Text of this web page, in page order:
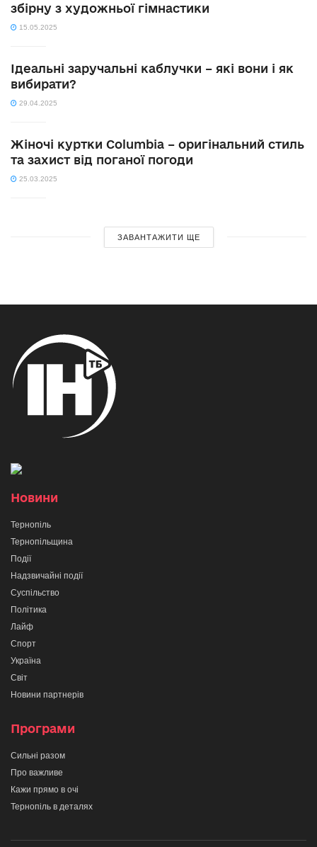
збірну з художньої гімнастики
15.05.2025
Ідеальні заручальні каблучки – які вони і як
вибирати?
29.04.2025
Жіночі куртки Columbia – оригінальний стиль
та захист від поганої погоди
25.03.2025
ЗАВАНТАЖИТИ ЩЕ
Новини
Тернопіль
Тернопільщина
Події
Надзвичайні події
Суспільство
Політика
Лайф
Спорт
Україна
Світ
Новини партнерів
Програми
Сильні разом
Про важливе
Кажи прямо в очі
Тернопіль в деталях